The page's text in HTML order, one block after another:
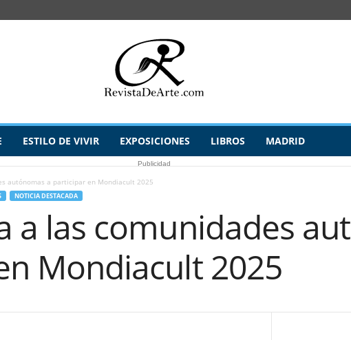
ESTILO DE VIVIR EXPOSICIONES LIBROS MADRID
Publicidad
autónomas a participar en Mondiacult 2025
NOTICIA DESTACADA
a las comunidades
Mondiacult 2025